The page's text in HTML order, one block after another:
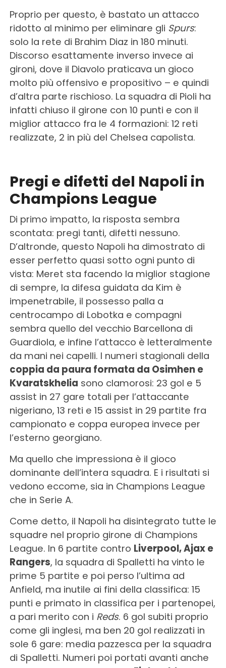
Proprio per questo, è bastato un attacco
ridotto al minimo per eliminare gli Spurs:
solo la rete di Brahim Diaz in 180 minuti.
Discorso esattamente inverso invece ai
gironi, dove il Diavolo praticava un gioco
molto più offensivo e propositivo – e quindi
d’altra parte rischioso. La squadra di Pioli ha
infatti chiuso il girone con 10 punti e con il
miglior attacco fra le 4 formazioni: 12 reti
realizzate, 2 in più del Chelsea capolista.
Pregi e difetti del Napoli in
Champions League
Di primo impatto, la risposta sembra
scontata: pregi tanti, difetti nessuno.
D’altronde, questo Napoli ha dimostrato di
esser perfetto quasi sotto ogni punto di
vista: Meret sta facendo la miglior stagione
di sempre, la difesa guidata da Kim è
impenetrabile, il possesso palla a
centrocampo di Lobotka e compagni
sembra quello del vecchio Barcellona di
Guardiola, e infine l’attacco è letteralmente
da mani nei capelli. I numeri stagionali della
coppia da paura formata da Osimhen e
Kvaratskhelia sono clamorosi: 23 gol e 5
assist in 27 gare totali per l’attaccante
nigeriano, 13 reti e 15 assist in 29 partite fra
campionato e coppa europea invece per
l’esterno georgiano.
Ma quello che impressiona è il gioco
dominante dell’intera squadra. E i risultati si
vedono eccome, sia in Champions League
che in Serie A.
Come detto, il Napoli ha disintegrato tutte le
squadre nel proprio girone di Champions
League. In 6 partite contro Liverpool, Ajax e
Rangers, la squadra di Spalletti ha vinto le
prime 5 partite e poi perso l’ultima ad
Anfield, ma inutile ai fini della classifica: 15
punti e primato in classifica per i partenopei,
a pari merito con i Reds. 6 gol subiti proprio
come gli inglesi, ma ben 20 gol realizzati in
sole 6 gare: media pazzesca per la squadra
di Spalletti. Numeri poi portati avanti anche